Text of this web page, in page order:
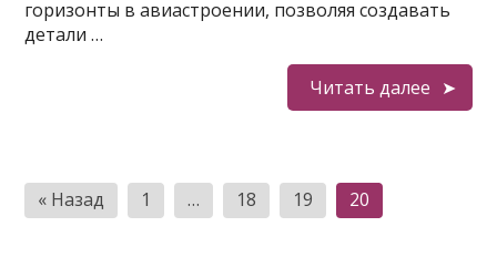
горизонты в авиастроении, позволяя создавать
детали …
Читать далее
Пагинация
записей
« Назад 1 … 18 19 20